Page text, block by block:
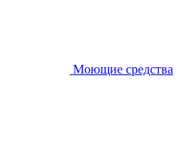
Моющие средства